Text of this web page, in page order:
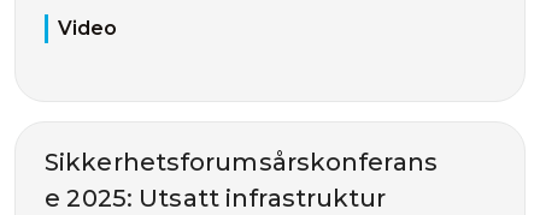
Video
Sikkerhetsforumsårskonferans
e 2025: Utsatt infrastruktur